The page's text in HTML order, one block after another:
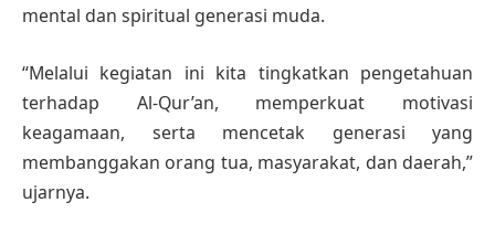
mental dan spiritual generasi muda.
“Melalui kegiatan ini kita tingkatkan pengetahuan
terhadap Al-Qur’an, memperkuat motivasi
keagamaan, serta mencetak generasi yang
membanggakan orang tua, masyarakat, dan daerah,”
ujarnya.